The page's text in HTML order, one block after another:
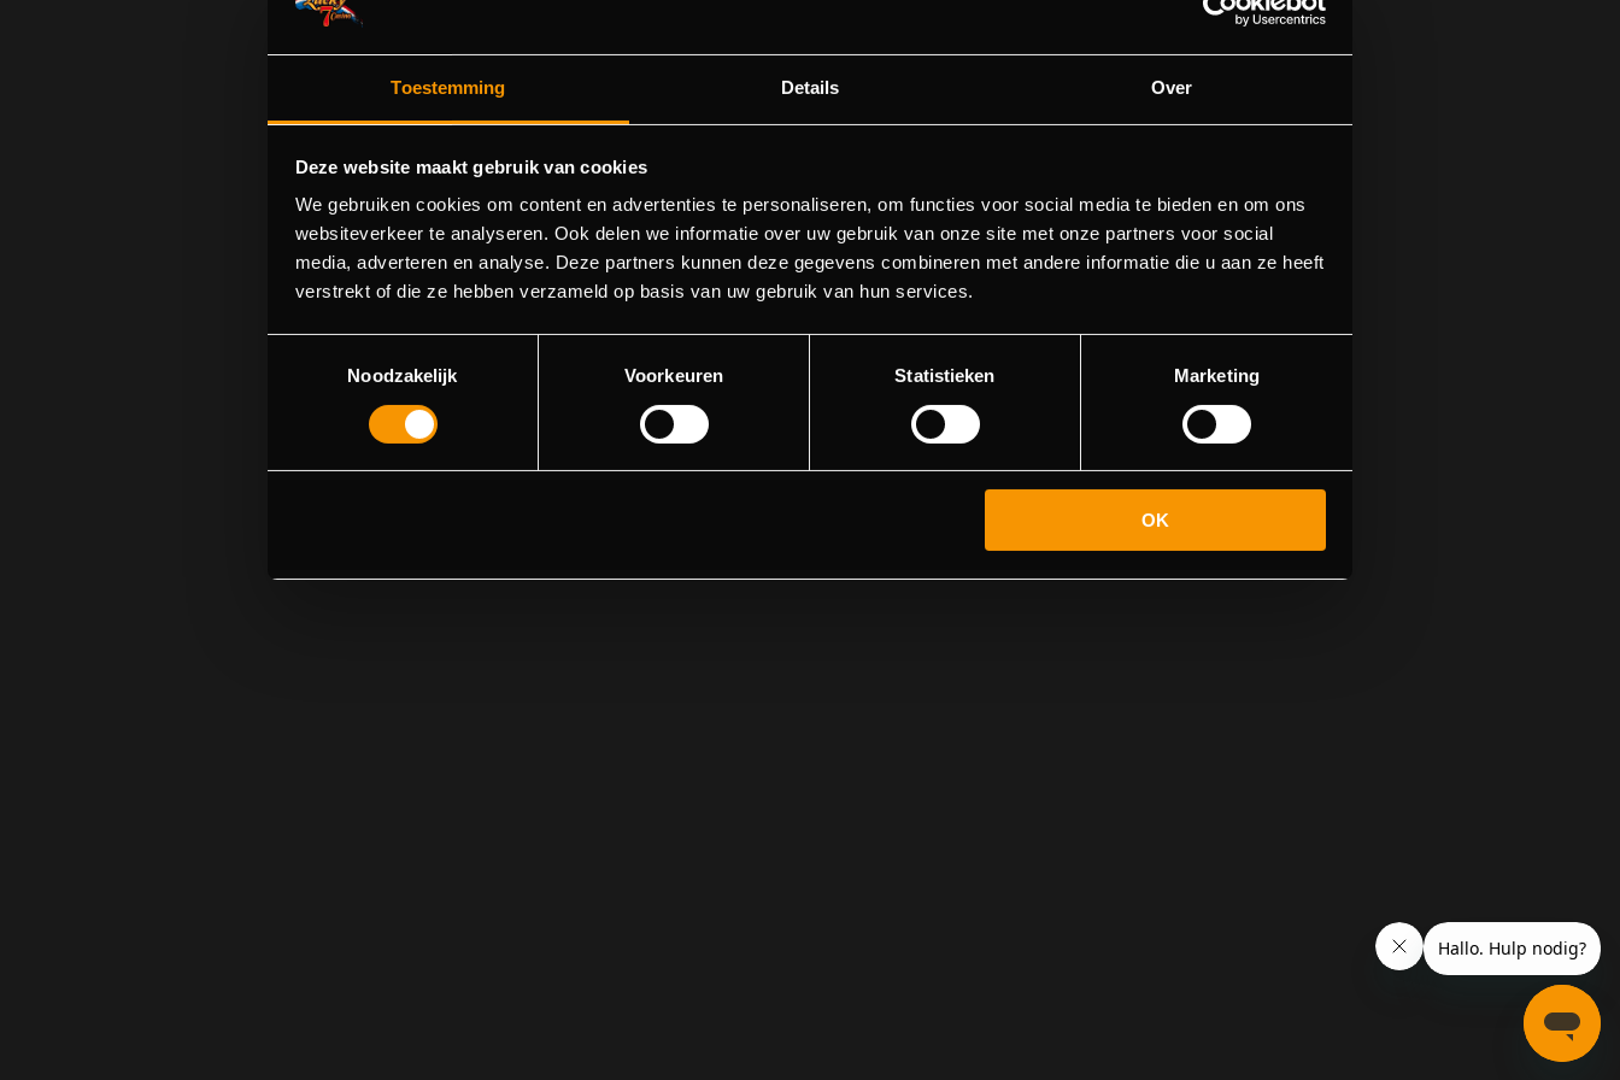
Toestemming Details Over
Deze website maakt gebruik van cookies
We gebruiken cookies om content en advertenties te personaliseren, om functies voor social media te bieden en om ons
websiteverkeer te analyseren. Ook delen we informatie over uw gebruik van onze site met onze partners voor social
media, adverteren en analyse. Deze partners kunnen deze gegevens combineren met andere informatie die u aan ze heeft
verstrekt of die ze hebben verzameld op basis van uw gebruik van hun services.
Noodzakelijk
Voorkeuren Statistieken Marketing
OK
404 - Page Not Found
Sorry! We could not find the page you were about to go to. You can try to find this page